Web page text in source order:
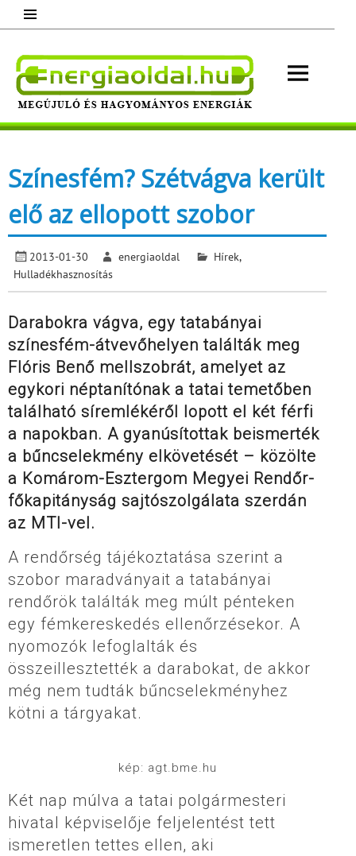
content
Megújuló és hagyományos energiák.
Színesfém? Szétvágva került
elő az ellopott szobor
2013-01-30 energiaoldal Hírek,
Hulladékhasznosítás
Darabokra vágva, egy tatabányai
színesfém-átvevőhelyen találták meg
Flóris Benő mellszobrát, amelyet az
egykori néptanítónak a tatai temetőben
található síremlékéről lopott el két férfi
a napokban. A gyanúsítottak beismerték
a bűncselekmény elkövetését – közölte
a Komárom-Esztergom Megyei Rendőr-
főkapitányság sajtószolgálata szerdán
az MTI-vel.
A rendőrség tájékoztatása szerint a
szobor maradványait a tatabányai
rendőrök találták meg múlt pénteken
egy fémkereskedés ellenőrzésekor. A
nyomozók lefoglalták és
összeillesztették a darabokat, de akkor
még nem tudták bűncselekményhez
kötni a tárgyakat.
kép: agt.bme.hu
Két nap múlva a tatai polgármesteri
hivatal képviselője feljelentést tett
ismeretlen tettes ellen, aki